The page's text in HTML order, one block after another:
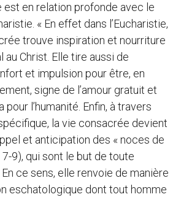
est en relation profonde avec le
« En effet dans l’Eucharistie,
trouve inspiration et nourriture
au Christ. Elle tire aussi de
et impulsion pour être, en
signe de l’amour gratuit et
l’humanité. Enfin, à travers
la vie consacrée devient
et anticipation des « noces de
7-9), qui sont le but de toute
En ce sens, elle renvoie de manière
eschatologique dont tout homme